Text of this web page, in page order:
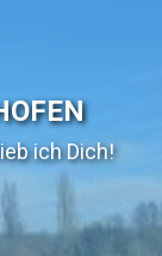
ich Dich!